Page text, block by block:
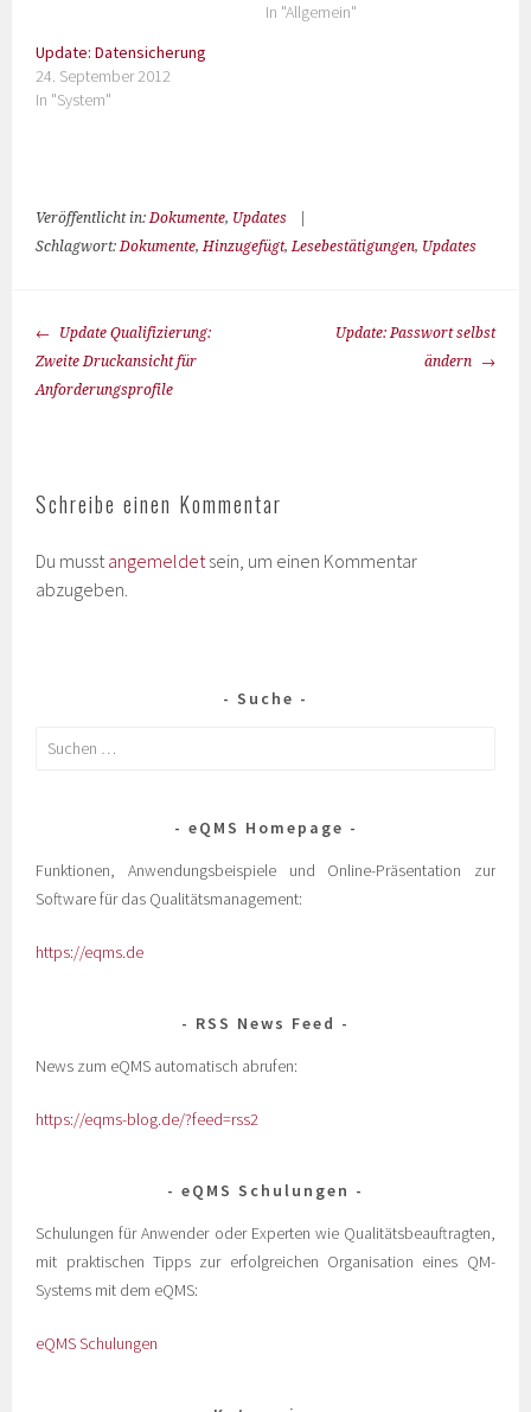
In "Allgemein"
Update: Datensicherung
24. September 2012
In "System"
Veröffentlicht in:Dokumente, Updates
Schlagwort:Dokumente,Hinzugefügt,Lesebestätigungen, Updates
Update Qualifizierung:
Zweite Druckansicht für
Anforderungsprofile
Update: Passwort selbst
ändern
Schreibe einen Kommentar
Du musst angemeldet sein, um einen Kommentar
abzugeben.
Suche
eQMS Homepage
Funktionen, Anwendungsbeispiele und Online-Präsentation zur
Software für das Qualitätsmanagement:
https://eqms.de
RSS News Feed
News zum eQMS automatisch abrufen:
https://eqms-blog.de/?feed=rss2
eQMS Schulungen
Schulungen für Anwender oder Experten wie Qualitätsbeauftragten,
mit praktischen Tipps zur erfolgreichen Organisation eines QM-
Systems mit dem eQMS:
eQMS Schulungen